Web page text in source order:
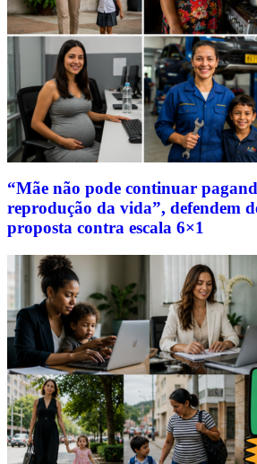
“Mãe não pode continuar
reprodução da vida”, defendem
proposta contra escala 6×1